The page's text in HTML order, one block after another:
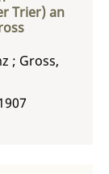
Trier) an
; Gross,